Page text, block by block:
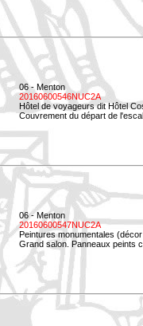
06 - Menton
20160600546NUC2A
Hôtel de voyageurs dit Hôtel
Couvrement du départ de
06 - Menton
20160600547NUC2A
Peintures monumentales
Grand salon. Panneaux peints